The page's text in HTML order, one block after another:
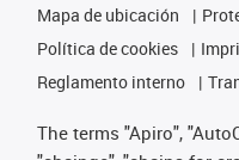
Mapa de ubicación
Política de cookies
Reglamento interno
The terms "Apiro",